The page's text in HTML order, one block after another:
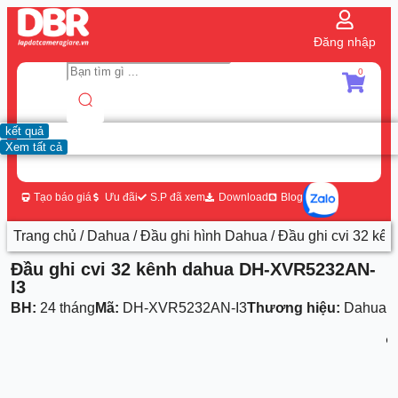
Đăng nhập
kết quả
Xem tất cả
0
Tạo báo giá Ưu đãi S.P đã xem Download Blog
Trang chủ / Dahua /Đầu ghi hình Dahua / Đầu ghi cvi 32
Đầu ghi cvi 32 kênh dahua DH-XVR5232AN-
I3
BH: 24 tháng Mã: DH-XVR5232AN-I3Thương hiệu: Dahua